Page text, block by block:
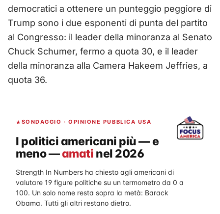
democratici a ottenere un punteggio peggiore di
Trump sono i due esponenti di punta del partito
al Congresso: il leader della minoranza al Senato
Chuck Schumer, fermo a quota 30, e il leader
della minoranza alla Camera Hakeem Jeffries, a
quota 36.
SONDAGGIO · OPINIONE PUBBLICA USA
I politici americani più — e
meno —amati nel 2026
Strength In Numbers ha chiesto agli americani di
valutare 19 figure politiche su un termometro da 0 a
100. Un solo nome resta sopra la metà: Barack
Obama. Tutti gli altri restano dietro.